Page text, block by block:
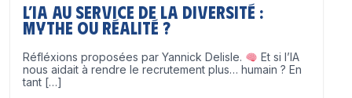
L’IA au service de la diversité :
mythe ou réalité ?
Réfléxions proposées par Yannick Delisle.
Et si l’IA
nous aidait à rendre le recrutement plus… humain ? En
tant […]